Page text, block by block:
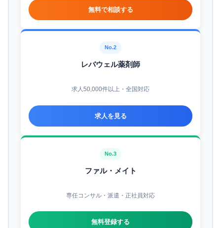
無料で相談する
No.2
レバウェル薬剤師
求人50,000件以上・全国対応
求人を見る
No.3
ファル・メイト
専任コンサル・派遣・正社員対応
無料登録する